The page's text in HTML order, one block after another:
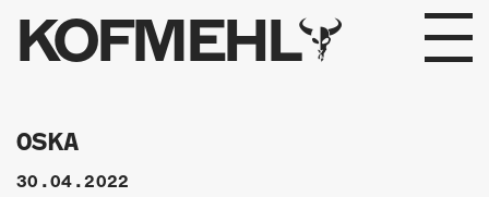
KOFMEHL
PROGRAMM
FABRIKGEFLÜSTER
OSKA
30.04.2022